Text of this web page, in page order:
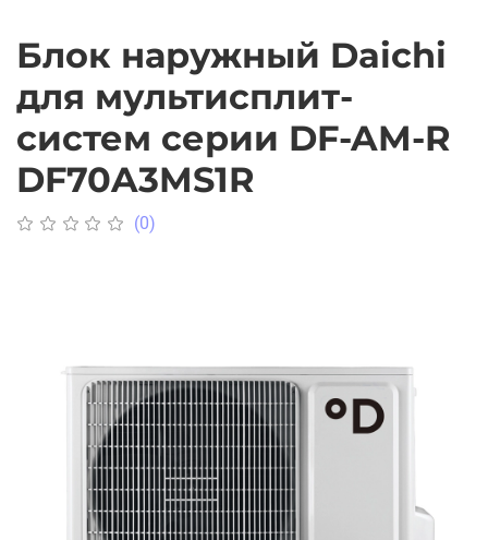
Блок наружный Daichi
для мультисплит-
систем серии DF-AM-R
DF70A3MS1R
(0)